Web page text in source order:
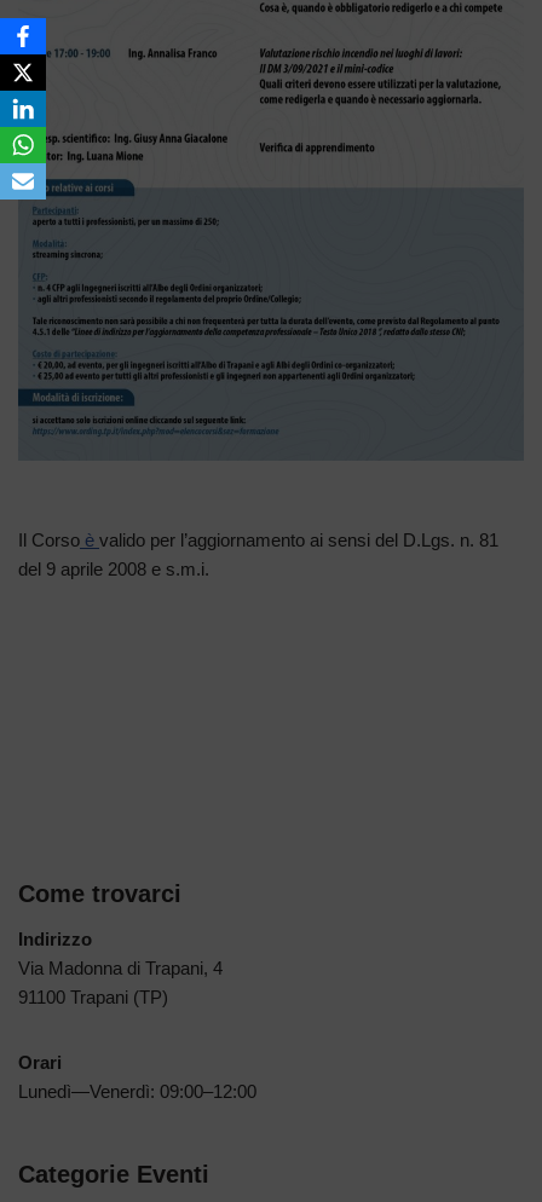
Il Corso è valido per l’aggiornamento ai sensi del D.Lgs. n. 81
del 9 aprile 2008 e s.m.i.
Come trovarci
Indirizzo
Via Madonna di Trapani, 4
91100 Trapani (TP)
Orari
Lunedì—Venerdì: 09:00–12:00
Categorie Eventi